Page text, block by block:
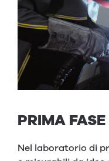
PRIMA
Nel laboratorio di